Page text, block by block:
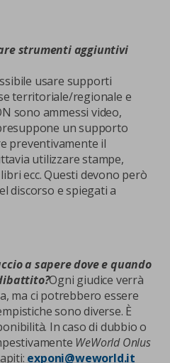
strumenti aggiuntivi
usare supporti
territoriale/regionale e
sono ammessi video,
un supporto
preventivamente il
utilizzare stampe,
ecc. Questi devono però
discorso e spiegati a
a sapere dove e quando
Ogni giudice verrà
ma ci potrebbero essere
sono diverse. È
In caso di dubbio o
WeWorld Onlus
exponi@weworld.it